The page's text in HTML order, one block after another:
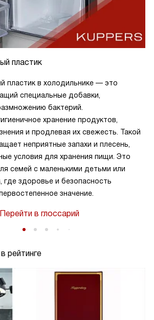
пластик
пластик в холодильнике — это
специальные добавки,
бактерий.
хранение продуктов,
и продлевая их свежесть. Такой
неприятные запахи и плесень,
условия для хранения пищи. Это
семей с маленькими детьми или
здоровье и безопасность
значение.
Перейти в глоссарий
рейтинге